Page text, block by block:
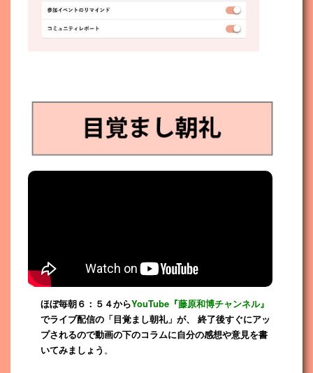
ほぼ毎朝６：５４からYouTube『藤原和博チャンネル』
でライブ配信の「目覚まし朝礼」が、 終了後すぐにアッ
プされるので動画の下のコラムに自分の感想や意見を書
いてみましょう 。